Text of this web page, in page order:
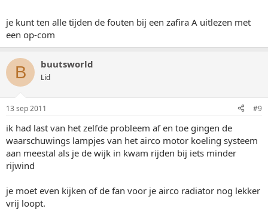
je kunt ten alle tijden de fouten bij een zafira A uitlezen met
een op-com
B buutsworld
Lid
13 sep 2011 #9
ik had last van het zelfde probleem af en toe gingen de
waarschuwings lampjes van het airco motor koeling systeem
aan meestal als je de wijk in kwam rijden bij iets minder
rijwind
je moet even kijken of de fan voor je airco radiator nog lekker
vrij loopt.